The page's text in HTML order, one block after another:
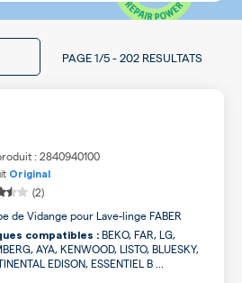
PAGE1/5-202 RESULTATS
: 2840940100
Original
(2)
de Vidange pour Lave-linge FABER
compatibles : BEKO, FAR, LG,
AYA, KENWOOD, LISTO, BLUESKY,
EDISON, ESSENTIEL B ...